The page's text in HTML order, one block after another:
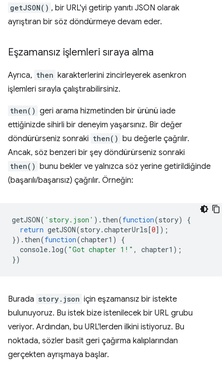
getJSON() , bir URL'yi getirip yanıtı JSON olarak
ayrıştıran bir söz döndürmeye devam eder.
Eşzamansız işlemleri sıraya alma
Ayrıca, then karakterlerini zincirleyerek asenkron
işlemleri sırayla çalıştırabilirsiniz.
then() geri arama hizmetinden bir ürünü iade
ettiğinizde sihirli bir deneyim yaşarsınız. Bir değer
döndürürseniz sonraki then() bu değerle çağrılır.
Ancak, söz benzeri bir şey döndürürseniz sonraki
then() bunu bekler ve yalnızca söz yerine getirildiğinde
(başarılı/başarısız) çağrılır. Örneğin:
getJSON( 'story.json' ). then(function(story)
{
return getJSON(story.chapterUrls[0]);
}). then(function(chapter1 )
{
console. log( "Got chapter 1!" , chapter1 );
})
Burada story.json için eşzamansız bir istekte
bulunuyoruz. Bu istek bize istenilecek bir URL grubu
veriyor. Ardından, bu URL'lerden ilkini istiyoruz. Bu
noktada, sözler basit geri çağırma kalıplarından
gerçekten ayrışmaya başlar.